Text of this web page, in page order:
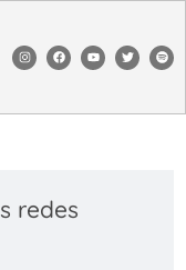
redes